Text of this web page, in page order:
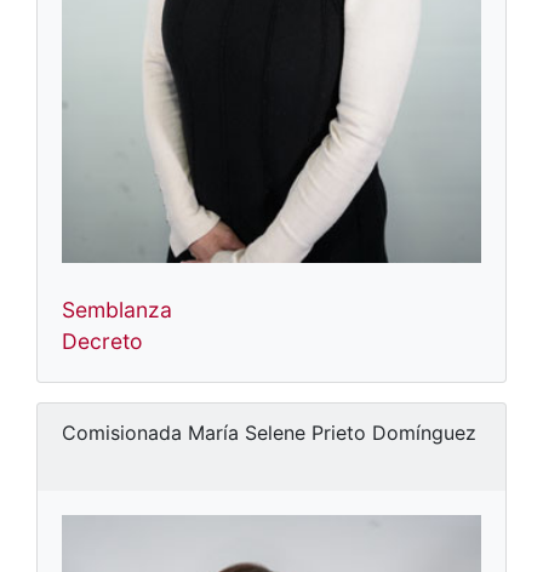
Semblanza
Decreto
Comisionada María Selene Prieto Domínguez